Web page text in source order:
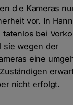
die Kameras
vor. In
tatenlos bei
sie wegen der
eine
nicht erfolgt.